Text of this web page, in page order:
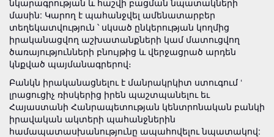
նկարագրության և հաշվի բացման նպատակների
մասին: Կարող է պահանջվել ամենատարբեր
տեղեկատվություն ՝ սկսած ընկերության կողմից
իրականացվող աշխատանքների կամ մատուցվող
ծառայությունների բնույթից և վերջացրած արդեն
կնքված պայմանագրերով։
Բանկն իրականացնելու է մանրակրկիտ ստուգում ‘
լրացուցիչ ռիսկերից իրեն պաշտպանելու եւ
Հայաստանի Հանրապետության կենտրոնական բանկի
իրավական ակտերի պահանջներին
համապատասխանությունը ապահովելու նպատակով: